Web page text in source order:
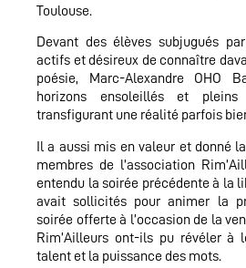
Toulouse.
Devant des élèves subjugués
actifs et désireux de connaître
poésie, Marc-Alexandre OHO
horizons ensoleillés et
transfigurant une réalité parfois
Il a aussi mis en valeur et donné
membres de l’association
entendu la soirée précédente à la
avait sollicités pour animer la
soirée offerte à l’occasion de la
Rim’Ailleurs ont-ils pu révéler à
talent et la puissance des mots.